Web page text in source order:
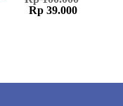
Harga
Rp 39.000Harga